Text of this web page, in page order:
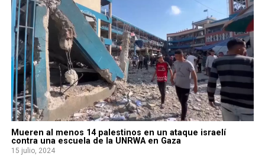
Mueren al menos 14 palestinos en un ataque israelí
contra una escuela de la UNRWA en Gaza
15 julio, 2024